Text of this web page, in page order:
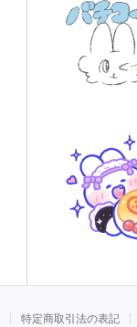
特定商取引法の表記